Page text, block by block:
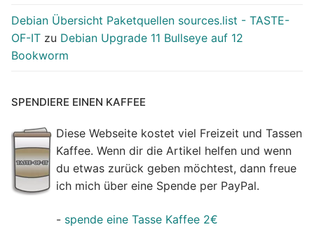
Debian Übersicht Paketquellen sources.list - TASTE-
OF-IT zu Debian Upgrade 11 Bullseye auf 12
Bookworm
SPENDIERE EINEN KAFFEE
Diese Webseite kostet viel Freizeit und Tassen
Kaffee. Wenn dir die Artikel helfen und wenn
du etwas zurück geben möchtest, dann freue
ich mich über eine Spende per PayPal.
- spende eine Tasse Kaffee 2€